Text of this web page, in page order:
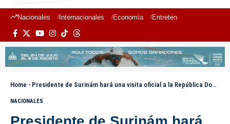
Nacionales Internacionales Economía Entretenimiento
Home - Presidente de Surinám hará una visita oficial a la República Dominicana
NACIONALES